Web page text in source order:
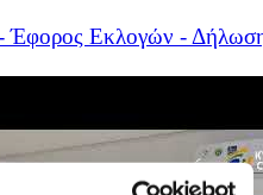
- Έφορος Εκλογών -